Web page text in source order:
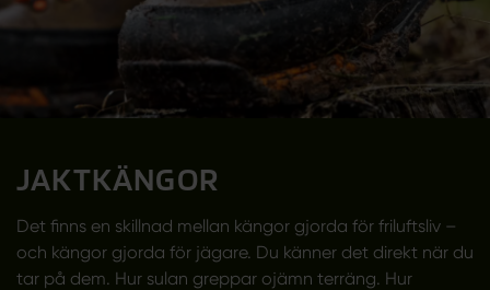
JAKTKÄNGOR
Det finns en skillnad mellan kängor gjorda för friluftsliv –
och kängor gjorda för jägare. Du känner det direkt när du
tar på dem. Hur sulan greppar ojämn terräng. Hur